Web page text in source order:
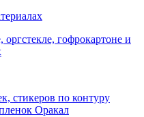
гофрокартоне и
стикеров по контуру
Оракал